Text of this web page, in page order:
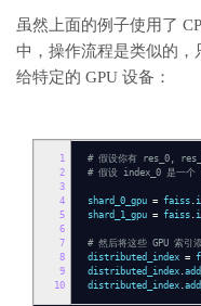
虽然上面的例子使用了
中，操作流程是类似的，
给特定的 GPU 设备：
1
2
3
4
5
6
7
8
9
10
# 假设你有 res_0,
# 假设 index_0 是一个
shard_0_gpu = faiss .
shard_1_gpu = faiss .
# 然后将这些 GPU 索引
distributed_index =
distributed_index .
distributed_index .